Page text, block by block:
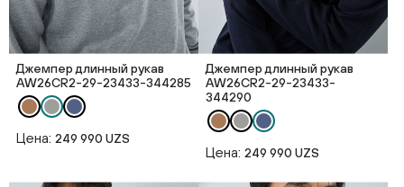
Джемпер длинный рукав
AW26CR2-29-23433-344285
Цена: 249 990 UZS
Джемпер длинный рукав
AW26CR2-29-23433-
344290
Цена: 249 990 UZS